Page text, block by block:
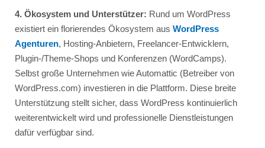
4. Ökosystem und Unterstützer: Rund um WordPress
existiert ein florierendes Ökosystem aus WordPress
Agenturen, Hosting-Anbietern, Freelancer-Entwicklern,
Plugin-/Theme-Shops und Konferenzen (WordCamps).
Selbst große Unternehmen wie Automattic (Betreiber von
WordPress.com) investieren in die Plattform. Diese breite
Unterstützung stellt sicher, dass WordPress kontinuierlich
weiterentwickelt wird und professionelle Dienstleistungen
dafür verfügbar sind.